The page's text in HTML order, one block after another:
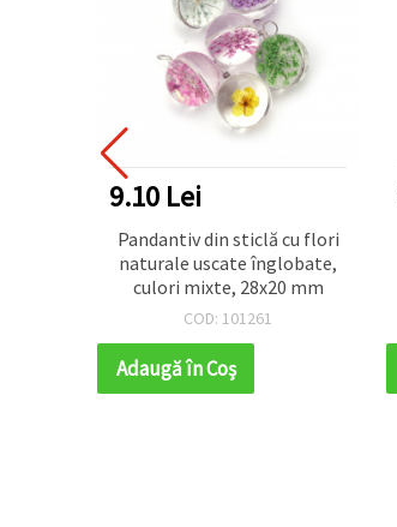
9.10 Lei
Pandantiv din sticlă cu flori
naturale uscate înglobate,
culori mixte, 28x20 mm
COD: 101261
Adaugă în Coş